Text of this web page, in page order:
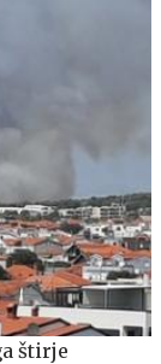
štirje